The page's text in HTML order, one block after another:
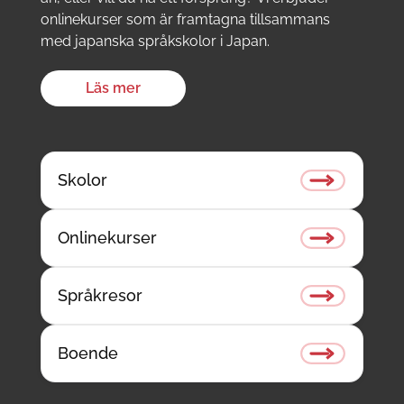
onlinekurser som är framtagna tillsammans
med japanska språkskolor i Japan.
Läs mer
Skolor
Onlinekurser
Språkresor
Boende